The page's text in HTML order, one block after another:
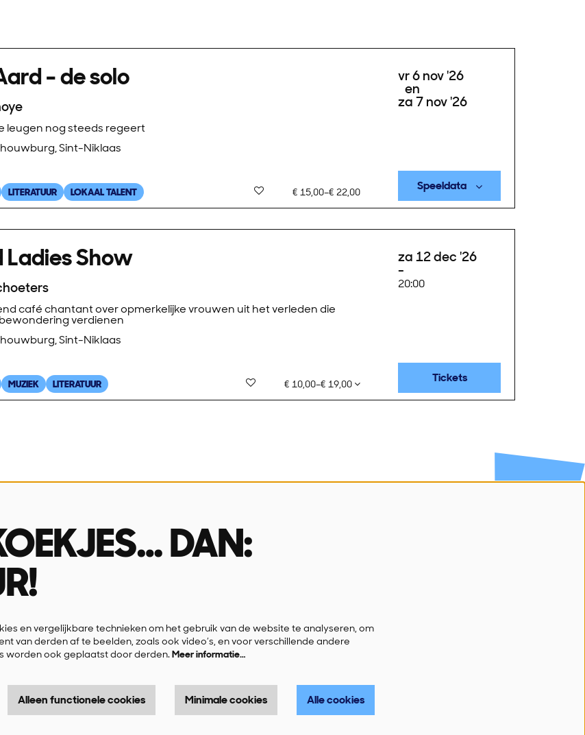
- de solo
leugen nog steeds regeert
Sint-Niklaas
LITERATUUR LOKAAL TALENT € 15,00–€ 22,00
vr 6 nov '26
en
za 7 nov '26
Speeldata
Ladies Show
café chantant over opmerkelijke vrouwen uit het verleden die
verdienen
Sint-Niklaas
MUZIEK LITERATUUR € 10,00–€ 19,00
za 12 dec '26
20:00
Tickets
16u
Wie is wie
Contact
Ik wil nieuws!
DAN:
en vergelijkbare technieken om het gebruik van de website te analyseren, om
van derden af te beelden, zoals ook video’s, en voor verschillende andere
worden ook geplaatst door derden.Meer informatie…
Alleen functionele cookies Minimale cookies Alle cookies